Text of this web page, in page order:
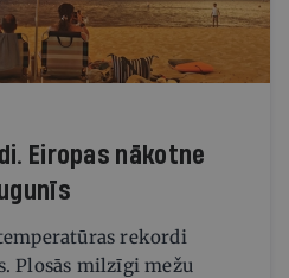
Eiropas nākotne
rekordi
Plosās milzīgi mežu